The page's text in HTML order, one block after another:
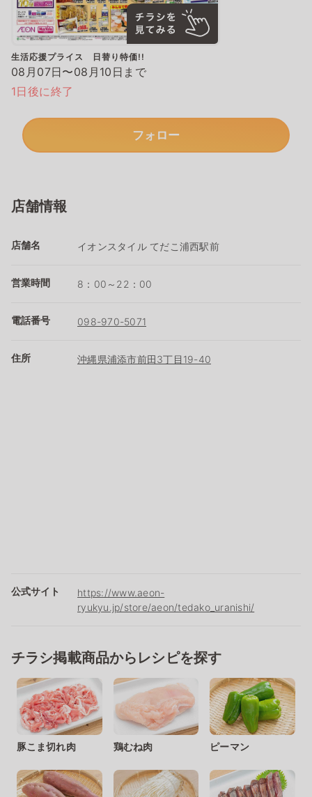
生活応援プライス 日替り特価!!
08月07日〜08月10日まで
1日後に終了
フォロー
店舗情報
店舗名 イオンスタイル てだこ浦西駅前
営業時間 8：00～22：00
電話番号 098-970-5071
住所 沖縄県浦添市前田3丁目19-40
公式サイト
https://www.aeon-
ryukyu.jp/store/aeon/tedako_uranishi/
チラシ掲載商品からレシピを探す
豚こま切れ肉 鶏むね肉 ピーマン